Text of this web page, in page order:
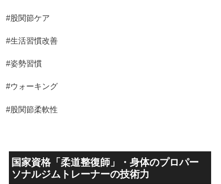
#股関節ケア
#生活習慣改善
#姿勢習慣
#ウォーキング
#股関節柔軟性
国家資格「柔道整復師」・身体のプロパー
ソナルジムトレーナーの技術力